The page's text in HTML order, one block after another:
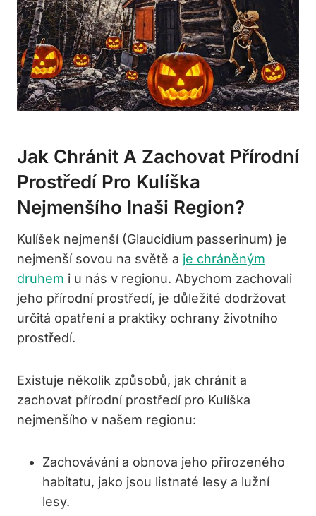
Jak Chránit A Zachovat Přírodní
Prostředí Pro Kulíška
Nejmenšího Inaši Region?
Kulíšek nejmenší (Glaucidium passerinum) je
nejmenší sovou na světě a je chráněným
druhem i u nás v regionu. Abychom zachovali
jeho přírodní prostředí, je důležité dodržovat
určitá opatření a praktiky ochrany životního
prostředí.
Existuje několik způsobů, jak chránit a
zachovat přírodní prostředí pro Kulíška
nejmenšího v našem regionu:
Zachovávání a obnova jeho přirozeného
habitatu, jako jsou listnaté lesy a lužní
lesy.